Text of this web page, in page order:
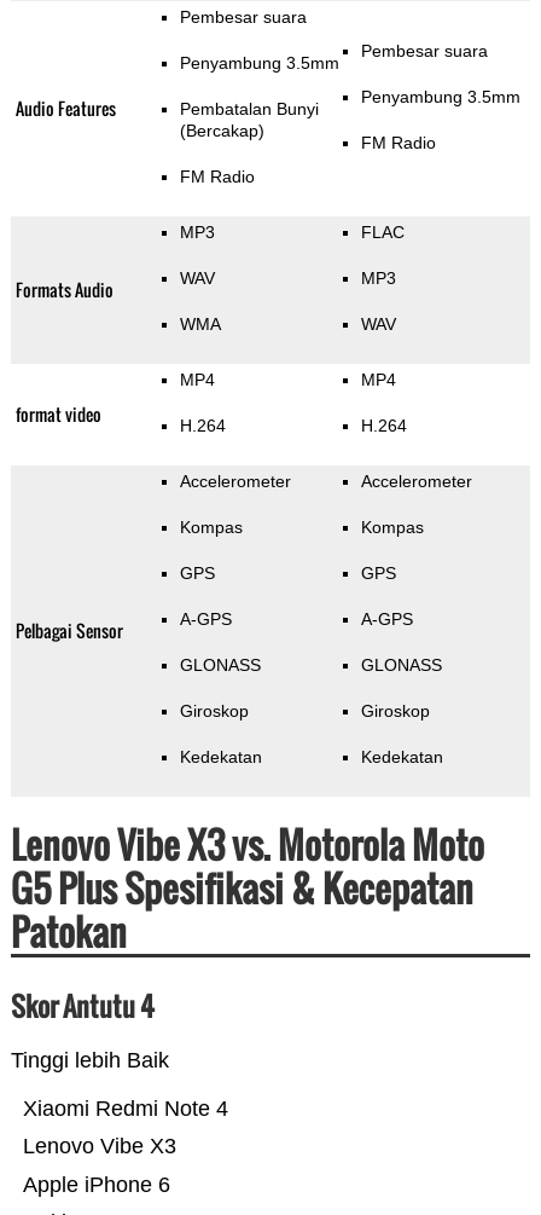
Audio Features
Pembesar suara
Penyambung 3.5mm
Pembatalan Bunyi
(Bercakap)
FM Radio
Pembesar suara
Penyambung 3.5mm
FM Radio
Formats Audio
MP3
WAV
WMA
FLAC
MP3
WAV
format video
MP4
H.264
MP4
H.264
Pelbagai Sensor
Accelerometer
Kompas
GPS
A-GPS
GLONASS
Giroskop
Kedekatan
Accelerometer
Kompas
GPS
A-GPS
GLONASS
Giroskop
Kedekatan
Lenovo Vibe X3 vs. Motorola Moto
G5 Plus Spesifikasi & Kecepatan
Patokan
Skor Antutu 4
Tinggi lebih Baik
Apple iPhone 6
Lenovo Vibe X3
Xiaomi Redmi Note 4